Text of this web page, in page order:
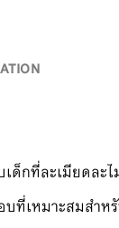
ด็กที่ละเมียดละ
บที่เหมาะสมสำห